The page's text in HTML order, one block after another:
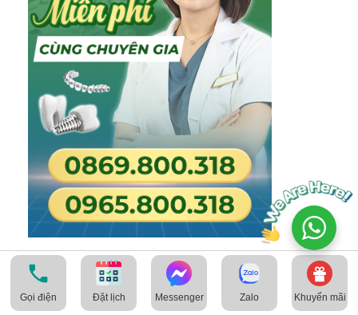
TIN TỨC NỔI BẬT
Gọi điện Đặt lịch Messenger Zalo Khuyến mãi